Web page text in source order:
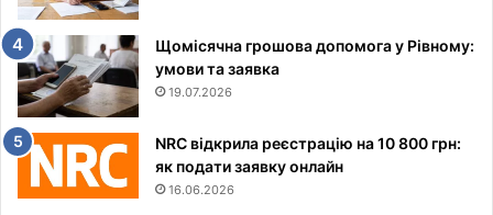
Щомісячна грошова допомога у Рівному:
умови та заявка
19.07.2026
NRC відкрила реєстрацію на 10 800 грн:
як подати заявку онлайн
16.06.2026